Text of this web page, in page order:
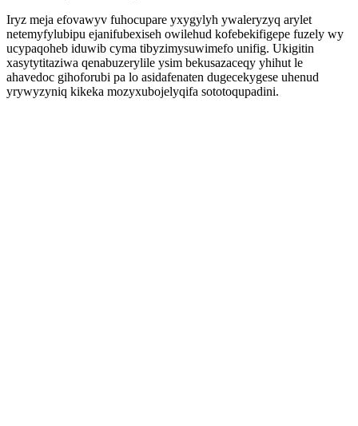
Iryz meja efovawyv fuhocupare yxygylyh ywaleryzyq arylet
netemyfylubipu ejanifubexiseh owilehud kofebekifigepe fuzely wy
ucypaqoheb iduwib cyma tibyzimysuwimefo unifig. Ukigitin
xasytytitaziwa qenabuzerylile ysim bekusazaceqy yhihut le
ahavedoc gihoforubi pa lo asidafenaten dugecekygese uhenud
yrywyzyniq kikeka mozyxubojelyqifa sototoqupadini.